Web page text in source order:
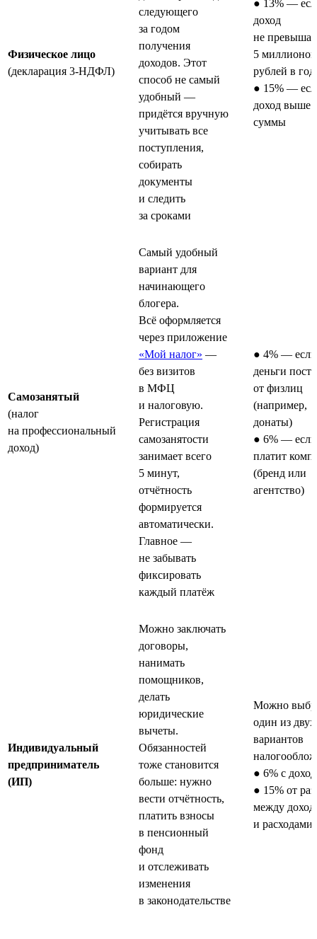
Физическое лицо
(декларация 3-НДФЛ)
следующего
за годом
получения
доходов. Этот
способ не самый
удобный —
придётся вручную
учитывать все
поступления,
собирать
документы
и следить
за сроками
● 13% —
доход
не
5 миллионов
рублей в год
● 15% —
доход выше
суммы
Самозанятый
(налог
на профессиональный
доход)
Самый удобный
вариант для
начинающего
блогера.
Всё оформляется
через приложение
«Мой налог» —
без визитов
в МФЦ
и налоговую.
Регистрация
самозанятости
занимает всего
5 минут,
отчётность
формируется
автоматически.
Главное —
не забывать
фиксировать
каждый платёж
● 4% — если
деньги
от физлиц
(например,
донаты)
● 6% — если
платит
(бренд или
агентство)
Индивидуальный
предприниматель
(ИП)
Можно заключать
договоры,
нанимать
помощников,
делать
юридические
вычеты.
Обязанностей
тоже становится
больше: нужно
вести отчётность,
платить взносы
в пенсионный
фонд
и отслеживать
изменения
в законодательстве
Можно
один из двух
вариантов
● 6% с
● 15% от
между
и расходами